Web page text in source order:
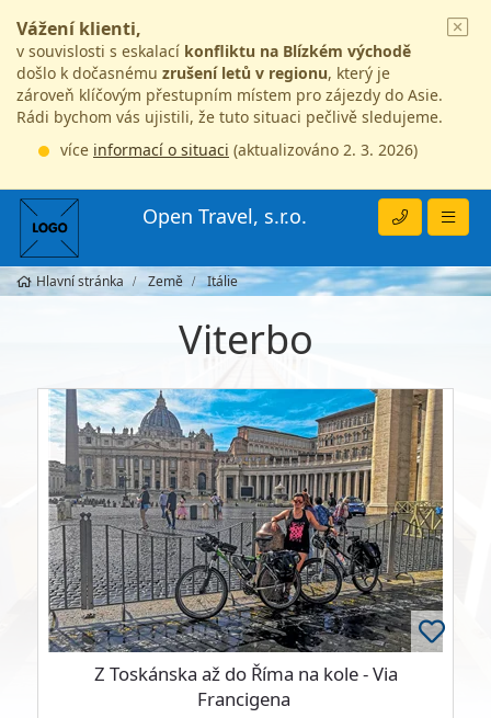
Vážení klienti,
v souvislosti s eskalací konfliktu na Blízkém východě
došlo k dočasnému zrušení letů v regionu, který je
zároveň klíčovým přestupním místem pro zájezdy do Asie.
Rádi bychom vás ujistili, že tuto situaci pečlivě sledujeme.
více informací o situaci (aktualizováno 2. 3. 2026)
Open Travel, s.r.o.
Hlavní stránka Země Itálie
Viterbo
Z Toskánska až do Říma na kole - Via
Francigena